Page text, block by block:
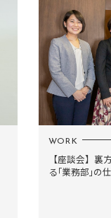
WORK
【座談会】裏
る｢業務部｣の